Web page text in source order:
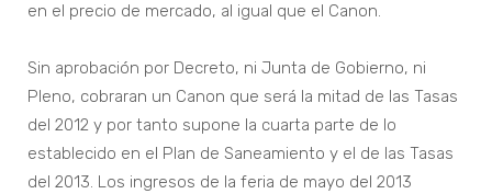
en el precio de mercado, al igual que el Canon.
Sin aprobación por Decreto, ni Junta de Gobierno, ni
Pleno, cobraran un Canon que será la mitad de las Tasas
del 2012 y por tanto supone la cuarta parte de lo
establecido en el Plan de Saneamiento y el de las Tasas
del 2013. Los ingresos de la feria de mayo del 2013